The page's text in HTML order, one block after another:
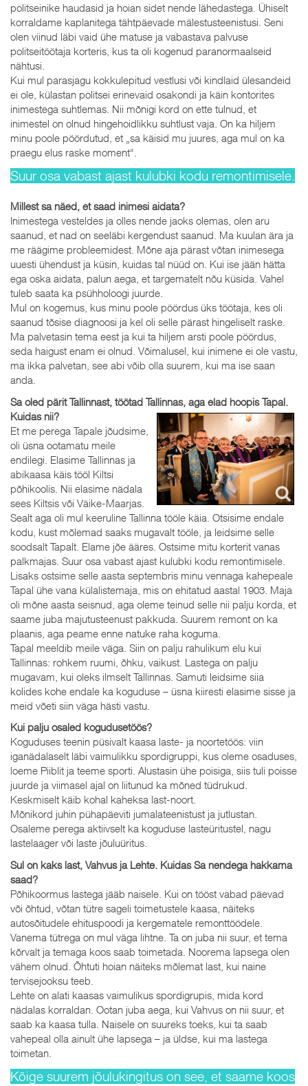
politseinike haudasid ja hoian sidet nende lähedastega. Ühiselt
korraldame kaplanitega tähtpäevade mälestusteenistusi. Seni
olen viinud läbi vaid ühe matuse ja vabastava palvuse
politseitöötaja korteris, kus ta oli kogenud paranormaalseid
nähtusi.
Kui mul parasjagu kokkulepitud vestlusi või kindlaid ülesandeid
ei ole, külastan politsei erinevaid osakondi ja käin kontorites
inimestega suhtlemas. Nii mõnigi kord on ette tulnud, et
inimestel on olnud hingehoidlikku suhtlust vaja. On ka hiljem
minu poole pöördutud, et „sa käisid mu juures, aga mul on ka
praegu elus raske moment“.
Suur osa vabast ajast kulubki kodu remontimisele.
Millest sa näed, et saad inimesi aidata?
Inimestega vesteldes ja olles nende jaoks olemas, olen aru
saanud, et nad on seeläbi kergendust saanud. Ma kuulan ära ja
me räägime probleemidest. Mõne aja pärast võtan inimesega
uuesti ühendust ja küsin, kuidas tal nüüd on. Kui ise jään hätta
ega oska aidata, palun aega, et targematelt nõu küsida. Vahel
tuleb saata ka psühholoogi juurde.
Mul on kogemus, kus minu poole pöördus üks töötaja, kes oli
saanud tõsise diagnoosi ja kel oli selle pärast hingeliselt raske.
Ma palvetasin tema eest ja kui ta hiljem arsti poole pöördus,
seda haigust enam ei olnud. Võimalusel, kui inimene ei ole vastu,
ma ikka palvetan, see abi võib olla suurem, kui ma ise saan
anda.
Sa oled pärit Tallinnast, töötad Tallinnas, aga elad hoopis Tapal.
Kuidas nii?
Et me perega Tapale jõudsime,
oli üsna ootamatu meile
endilegi. Elasime Tallinnas ja
abikaasa käis tööl Kiltsi
põhikoolis. Nii elasime nädala
sees Kiltsis või Väike-Maarjas.
Sealt aga oli mul keeruline Tallinna tööle käia. Otsisime endale
kodu, kust mõlemad saaks mugavalt tööle, ja leidsime selle
soodsalt Tapalt. Elame jõe ääres. Ostsime mitu korterit vanas
palkmajas. Suur osa vabast ajast kulubki kodu remontimisele.
Lisaks ostsime selle aasta septembris minu vennaga kahepeale
Tapal ühe vana külalistemaja, mis on ehitatud aastal 1903. Maja
oli mõne aasta seisnud, aga oleme teinud selle nii palju korda, et
saame juba majutusteenust pakkuda. Suurem remont on ka
plaanis, aga peame enne natuke raha koguma.
Tapal meeldib meile väga. Siin on palju rahulikum elu kui
Tallinnas: rohkem ruumi, õhku, vaikust. Lastega on palju
mugavam, kui oleks ilmselt Tallinnas. Samuti leidsime siia
kolides kohe endale ka koguduse – üsna kiiresti elasime sisse ja
meid võeti siin väga hästi vastu.
Kui palju osaled kogudusetöös?
Koguduses teenin püsivalt kaasa laste- ja noortetöös: viin
iganädalaselt läbi vaimulikku spordigruppi, kus oleme osaduses,
loeme Piiblit ja teeme sporti. Alustasin ühe poisiga, siis tuli poisse
juurde ja viimasel ajal on liitunud ka mõned tüdrukud.
Keskmiselt käib kohal kaheksa last-noort.
Mõnikord juhin pühapäeviti jumalateenistust ja jutlustan.
Osaleme perega aktiivselt ka koguduse lasteüritustel, nagu
lastelaager või laste jõuluüritus.
Sul on kaks last, Vahvus ja Lehte. Kuidas Sa nendega hakkama
saad?
Põhikoormus lastega jääb naisele. Kui on tööst vabad päevad
või õhtud, võtan tütre sageli toimetustele kaasa, näiteks
autosõitudele ehituspoodi ja kergematele remonttöödele.
Vanema tütrega on mul väga lihtne. Ta on juba nii suur, et tema
kõrvalt ja temaga koos saab toimetada. Noorema lapsega olen
vähem olnud. Õhtuti hoian näiteks mõlemat last, kui naine
tervisejooksu teeb.
Lehte on alati kaasas vaimulikus spordigrupis, mida kord
nädalas korraldan. Ootan juba aega, kui Vahvus on nii suur, et
saab ka kaasa tulla. Naisele on suureks toeks, kui ta saab
vahepeal olla ainult ühe lapsega – ja üldse, kui ma lastega
toimetan.
Kõige suurem jõulukingitus on see, et saame koos